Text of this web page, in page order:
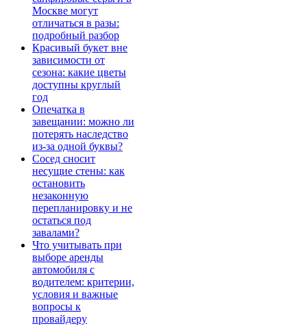
Москве могут
отличаться в разы:
подробный разбор
Красивый букет вне
зависимости от
сезона: какие цветы
доступны круглый
год
Опечатка в
завещании: можно ли
потерять наследство
из-за одной буквы?
Сосед сносит
несущие стены: как
остановить
незаконную
перепланировку и не
остаться под
завалами?
Что учитывать при
выборе аренды
автомобиля с
водителем: критерии,
условия и важные
вопросы к
провайдеру